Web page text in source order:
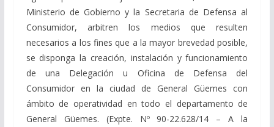
Ministerio de Gobierno y la Secretaria de Defensa al
Consumidor, arbitren los medios que resulten
necesarios a los fines que a la mayor brevedad posible,
se disponga la creación, instalación y funcionamiento
de una Delegación u Oficina de Defensa del
Consumidor en la ciudad de General Güemes con
ámbito de operatividad en todo el departamento de
General Güemes. (Expte. Nº 90-22.628/14 – A la